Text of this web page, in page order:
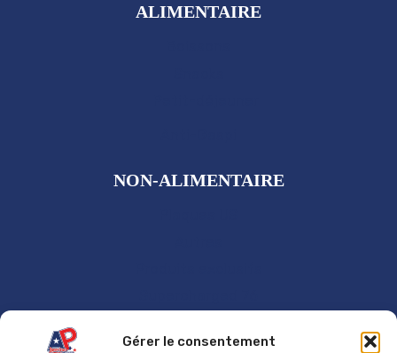
Gérer le consentement
ALIMENTAIRE
NON-ALIMENTAIRE
GÉNÉRAL